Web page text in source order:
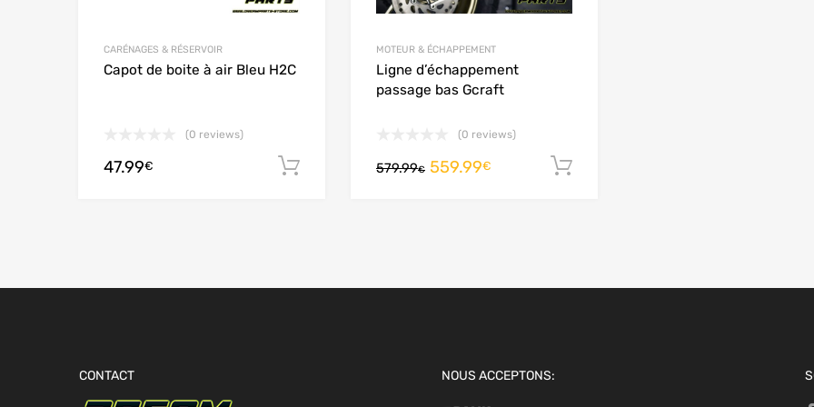
CARÉNAGES & RÉSERVOIR
Capot de boite à air Bleu H2C
(0 reviews)
47.99€ Ajouter au panier
MOTEUR & ÉCHAPPEMENT
Ligne d’échappement
passage bas Gcraft
(0 reviews)
579.99€ 559.99€
CONTACT NOUS ACCEPTONS: